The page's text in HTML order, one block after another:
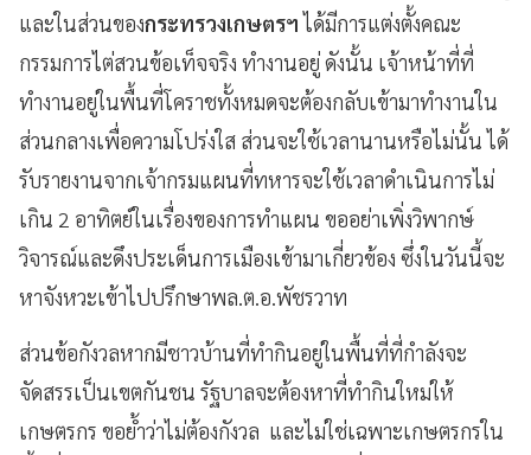
และในส่วนของกระทรวงเกษตรฯได้มีการแต่งตั้งคณะ
กรรมการไต่สวนข้อเท็จจริง ทำงานอยู่ ดังนั้น เจ้าหน้าที่ที่
ทำงานอยู่ในพื้นที่โคราชทั้งหมดจะต้องกลับเข้ามาทำงานใน
ส่วนกลางเพื่อความโปร่งใส ส่วนจะใช้เวลานานหรือไม่นั้น ได้
รับรายงานจากเจ้ากรมแผนที่ทหารจะใช้เวลาดำเนินการไม่
เกิน 2 อาทิตย์ในเรื่องของการทำแผน ขออย่าเพิ่งวิพากษ์
วิจารณ์และดึงประเด็นการเมืองเข้ามาเกี่ยวข้อง ซึ่งในวันนี้จะ
หาจังหวะเข้าไปปรึกษาพล.ต.อ.พัชรวาท
ส่วนข้อกังวลหากมีชาวบ้านที่ทำกินอยู่ในพื้นที่ที่กำลังจะ
จัดสรรเป็นเขตกันชน รัฐบาลจะต้องหาที่ทำกินใหม่ให้
เกษตรกร ขอย้ำว่าไม่ต้องกังวล และไม่ใช่เฉพาะเกษตรกรใน